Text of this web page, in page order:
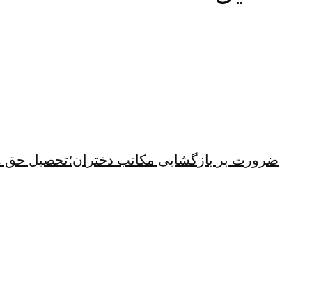
ضرورت بر بازگشایی مکاتب دختران؛تحصیل